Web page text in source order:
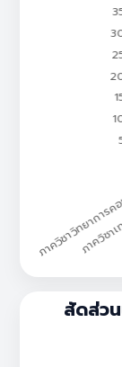
สัดส่ว